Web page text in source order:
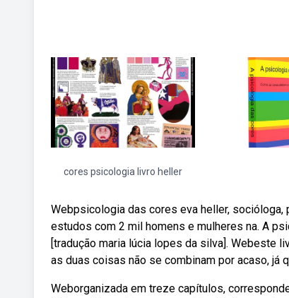
cores psicologia livro heller
Webpsicologia das cores eva heller,
estudos com 2 mil homens e mulheres na. A
[tradução maria lúcia lopes da silva]. Webeste
as duas coisas não se combinam por acaso, já
Weborganizada em treze capítulos,